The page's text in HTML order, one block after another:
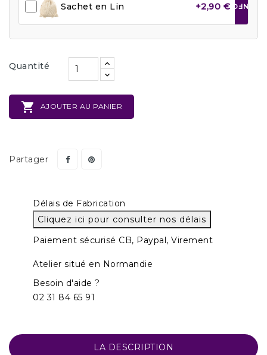
Sachet en Lin +2,90 € INFO
Quantité
 AJOUTER AU PANIER
Partager
Délais de Fabrication
Cliquez ici pour consulter nos délais
Paiement sécurisé CB, Paypal, Virement
Atelier situé en Normandie
Besoin d'aide ?
02 31 84 65 91
LA DESCRIPTION